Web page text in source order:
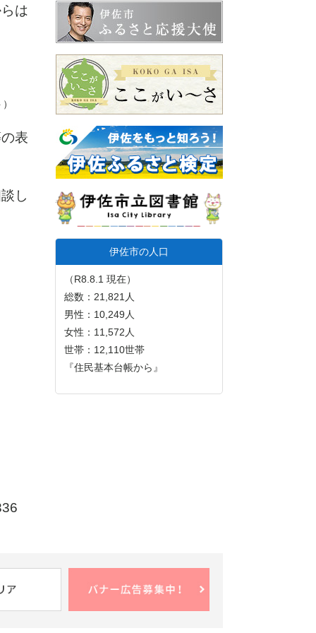
は
表
し
伊佐市の人口
（R8.8.1 現在）
総数：21,821人
男性：10,249人
女性：11,572人
世帯：12,110世帯
『住民基本台帳から』